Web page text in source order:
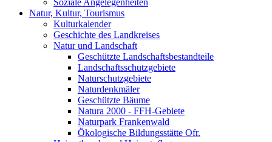
Soziale Angelegenheiten
Natur, Kultur, Tourismus
Kulturkalender
Geschichte des Landkreises
Natur und Landschaft
Geschützte Landschaftsbestandteile
Landschaftsschutzgebiete
Naturschutzgebiete
Naturdenkmäler
Geschützte Bäume
Natura 2000 - FFH-Gebiete
Naturpark Frankenwald
Ökologische Bildungsstätte Ofr.